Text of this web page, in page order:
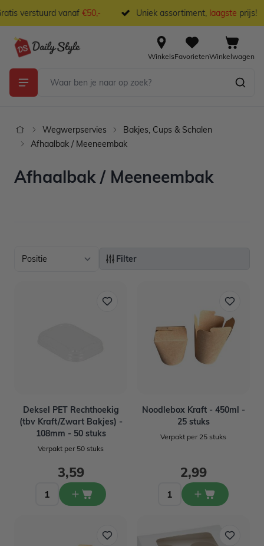
Ga naar de inhoud
verstuurd vanaf€50,- Uniek assortiment,laagsteprijs!
WinkelsFavorietenWinkelwagen
Wegwerpservies
Bakjes, Cups & Schalen
Afhaalbak / Meeneembak
Afhaalbak / Meeneembak
Filter
Deksel PET Rechthoekig
(tbv Kraft/Zwart Bakjes) -
108mm - 50 stuks
Verpakt per 50 stuks
3,59
Noodlebox Kraft - 450ml -
25 stuks
Verpakt per 25 stuks
2,99